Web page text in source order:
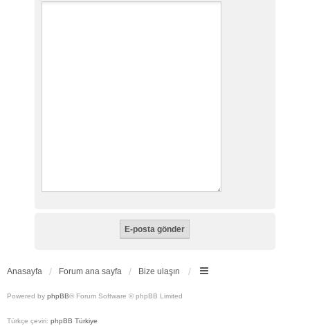
Anasayfa Forum ana sayfa Bize ulaşın
Powered by phpBB® Forum Software © phpBB Limited
Türkçe çeviri: phpBB Türkiye